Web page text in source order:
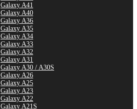
Galaxy A41
Galaxy A40
Galaxy A36
Galaxy A35
Galaxy A34
Galaxy A33
Galaxy A32
Galaxy A31
Galaxy A30 / A30S
Galaxy A26
Galaxy A25
Galaxy A23
Galaxy A22
Galaxy A21S